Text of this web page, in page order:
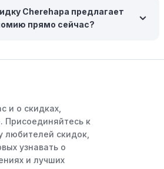
в одном заказе.
сетями:
часто делятся со своими
Присоединяйтесь к
предлагаемым интернет-
такими
скидки только для участников,
или эксклюзивным
Cherehapa предлагает
прямо сейчас?
и о скидках,
Присоединяйтесь к
любителей скидок,
узнавать о
и лучших